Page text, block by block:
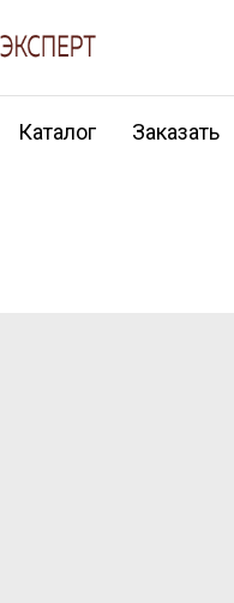
Каталог Заказать